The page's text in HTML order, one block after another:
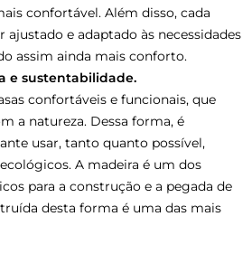
confortável. Além disso, cada
ajustado e adaptado às necessidades
assim ainda mais conforto.
e sustentabilidade.
confortáveis e funcionais, que
a natureza. Dessa forma, é
usar, tanto quanto possível,
A madeira é um dos
para a construção e a pegada de
desta forma é uma das mais